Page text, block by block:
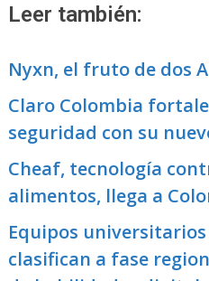
Leer también:
Nyxn, el fruto de dos
Claro Colombia
seguridad con su
Cheaf, tecnología
alimentos, llega a
Equipos
clasifican a fase